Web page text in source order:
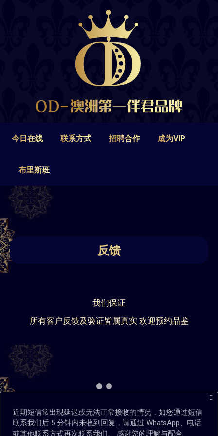
今日在线 联系方式 招聘合作 成为VIP
布里斯班
反馈
我们保证
所有客户反馈及验证皆属真实 欢迎预约品鉴
近期短信常出现延迟或无法正常接收的情况，如您通过短信
联系我们后 5 分钟内未收到回复，请通过 WhatsApp、电话
或其他联系方式再次联系我们。 感谢您的理解与配合
联系方式 招聘合作
布里斯班